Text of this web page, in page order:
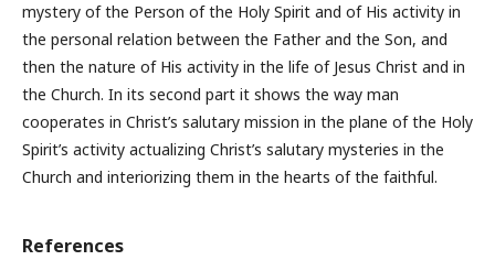
mystery of the Person of the Holy Spirit and of His activity in
the personal relation between the Father and the Son, and
then the nature of His activity in the life of Jesus Christ and in
the Church. In its second part it shows the way man
cooperates in Christ’s salutary mission in the plane of the Holy
Spirit’s activity actualizing Christ’s salutary mysteries in the
Church and interiorizing them in the hearts of the faithful.
References